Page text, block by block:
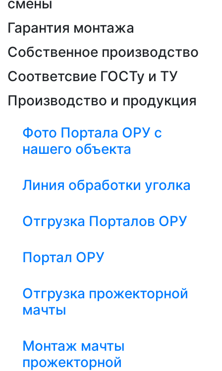
смены
Гарантия монтажа
Собственное производство
Соответсвие ГОСТу и ТУ
Производство и продукция
Фото Портала ОРУ с
нашего объекта
Линия обработки уголка
Отгрузка Порталов ОРУ
Портал ОРУ
Отгрузка прожекторной
мачты
Монтаж мачты
прожекторной